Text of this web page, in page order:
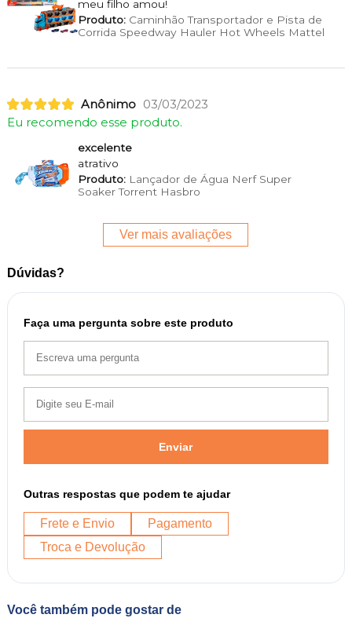
meu filho amou!
Produto:Caminhão Transportador e Pista de
Corrida Speedway Hauler Hot Wheels Mattel
Anônimo 03/03/2023
Eu recomendo esse produto.
excelente
atrativo
Produto:Lançador de Água Nerf Super
Soaker Torrent Hasbro
Ver mais avaliações
Dúvidas?
Faça uma pergunta sobre este produto
Enviar
Outras respostas que podem te ajudar
Frete e Envio
Pagamento
Troca e Devolução
Você também pode gostar de